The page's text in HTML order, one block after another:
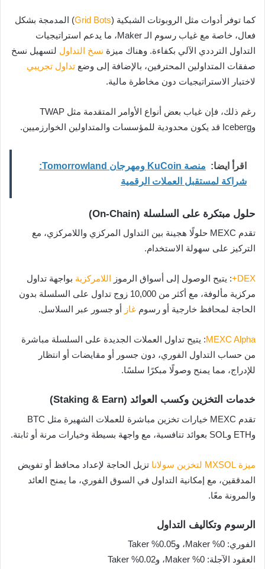
كما توفر أدوات مثل الروبوتات الشبكية (Grid Bots) المدمجة بشكل
فعال، خاصة مع غياب رسوم الـ Maker، ما يدعم استراتيجيات
التداول الترددي الآلي بكفاءة. وهناك ميزة نسخ التداول لتسهيل نسخ
صفقات المتداولين المحترفين، بالإضافة إلى وضع تداول تجريبي
لاختبار الاستراتيجيات دون مخاطرة مالية.
رغم ذلك، فإن غياب بعض أنواع الأوامر المتقدمة مثل TWAP
وIceberg قد يكون محدودية للمؤسسات والمتداولين الخوارزميين.
اقرأ ايضا:
منصة KuCoin ومهرجان Tomorrowland:
شراكة لمستقبل العملات الرقمية
حلول مبتكرة على السلسلة (On-Chain)
تقدم MEXC حلولًا هجينة بين التداول المركزي واللامركزي، مع
التركيز على سهولة الاستخدام.
DEX+ : يتيح الوصول إلى أسواق الرموز اللامركزية بواجهة تداول
مركزية مألوفة، مع أكثر من 10,000 زوج تداول على السلسلة بدون
الحاجة لمحافظ خارجية أو رسوم غاز أو جسور عبر السلاسل.
MEXC Alpha: يتيح تداول العملات الجديدة على السلسلة مباشرة
من حساب التداول الفوري، دون جسور أو مقايضات أو انتظار
للإدراج، مما يمنح وصولًا مبكرًا سلسًا.
خدمات التخزين وكسب العوائد (Staking & Earn)
تقدم MEXC خيارات تخزين مباشرة للعملات الشهيرة مثل BTC
وETH وSOL بعوائد تنافسية، مع واجهة بسيطة وخيارات مرنة أو ثابتة.
ميزة MXSOL لتخزين سولانا
تزيل الحاجة لإعداد محافظ أو تفويض
المدققين، مع إمكانية التداول في السوق الفوري، ما يمنح العائد
والمرونة معًا.
الرسوم وتكاليف التداول
الفوري: 0% Maker، و0.05% Taker
العقود الآجلة: 0% Maker، و0.02% Taker